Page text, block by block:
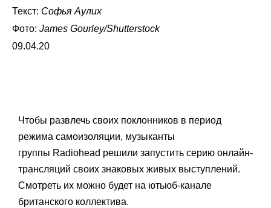
Текст: Софья Аулих
Фото: James Gourley/Shutterstock
09.04.20
Чтобы развлечь своих поклонников в период
режима самоизоляции, музыканты
группы Radiohead решили запустить серию онлайн-
трансляций своих знаковых живых выступлений.
Смотреть их можно будет на ютьюб-канале
британского коллектива.